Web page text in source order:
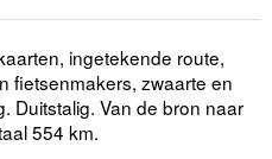
ingetekende route,
fietsenmakers, zwaarte en
Duitstalig. Van de bron naar
554 km.